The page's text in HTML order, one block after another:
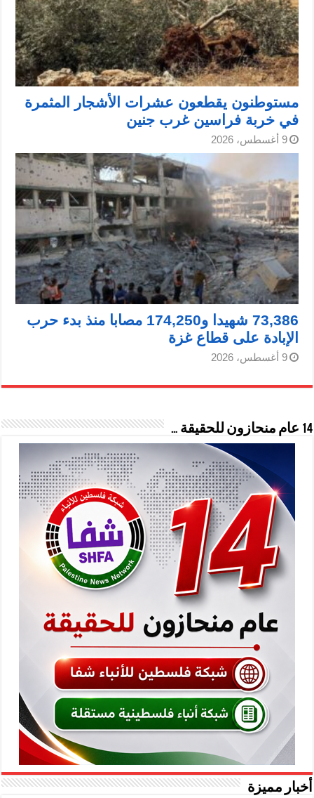
مستوطنون يقطعون عشرات الأشجار المثمرة
في خربة فراسين غرب جنين
9 أغسطس، 2026
73,386 شهيدا و174,250 مصابا منذ بدء حرب
الإبادة على قطاع غزة
9 أغسطس، 2026
14 عام منحازون للحقيقة …
أخبار مميزة